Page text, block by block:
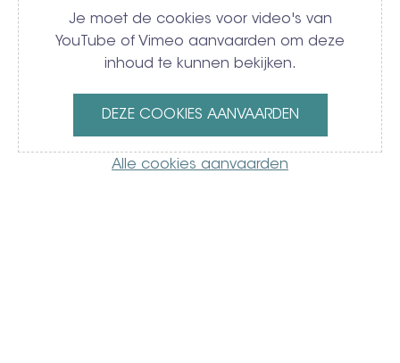
Je moet de cookies voor video's van
YouTube of Vimeo aanvaarden om deze
inhoud te kunnen bekijken.
DEZE COOKIES AANVAARDEN
Alle cookies aanvaarden